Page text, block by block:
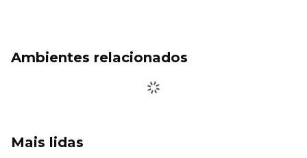
Ambientes relacionados
Mais lidas